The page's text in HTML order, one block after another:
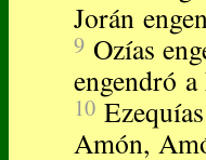
Jorán
9 Ozías
engendró a
10
Amón,